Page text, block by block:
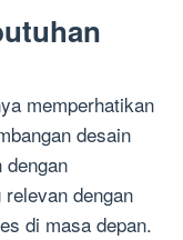
memperhatikan
desain
dengan
di masa depan.